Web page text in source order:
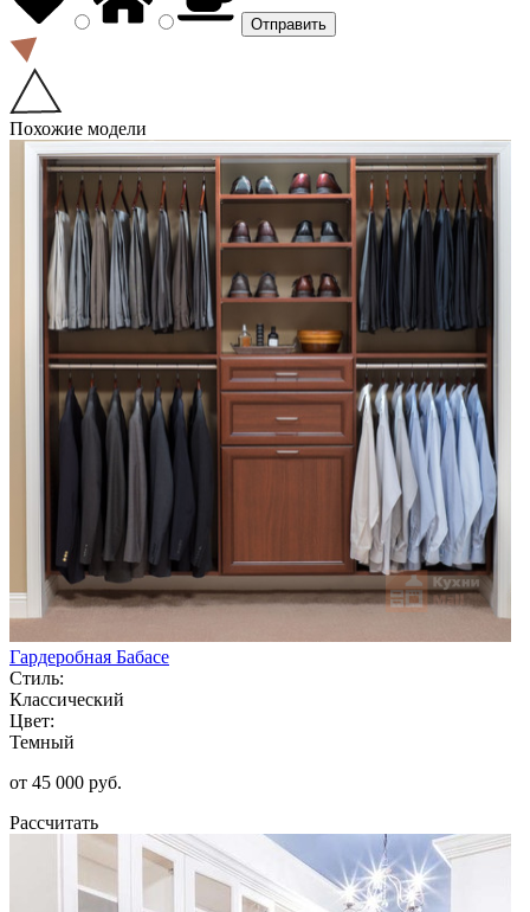
Похожие модели
Гардеробная Бабасе
Стиль:
Классический
Цвет:
Темный
от 45 000 руб.
Рассчитать